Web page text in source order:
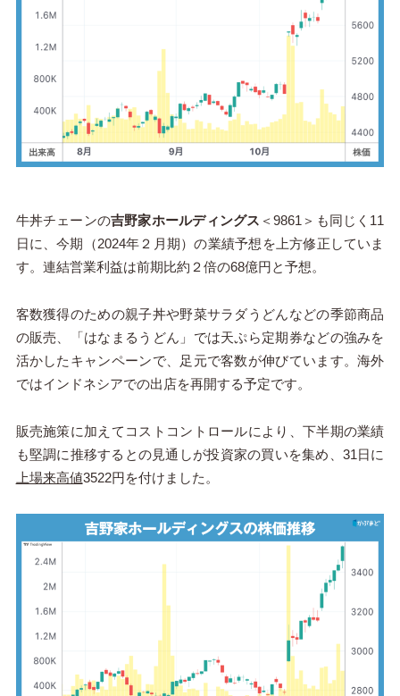
牛丼チェーンの吉野家ホールディングス ＜9861＞も同じく11
日に、今期（2024年２月期）の業績予想を上方修正していま
す。連結営業利益は前期比約２倍の68億円と予想。
客数獲得のための親子丼や野菜サラダうどんなどの季節商品
の販売、「はなまるうどん」では天ぷら定期券などの強みを
活かしたキャンペーンで、足元で客数が伸びています。海外
ではインドネシアでの出店を再開する予定です。
販売施策に加えてコストコントロールにより、下半期の業績
も堅調に推移するとの見通しが投資家の買いを集め、31日に
上場来高値3522円を付けました。